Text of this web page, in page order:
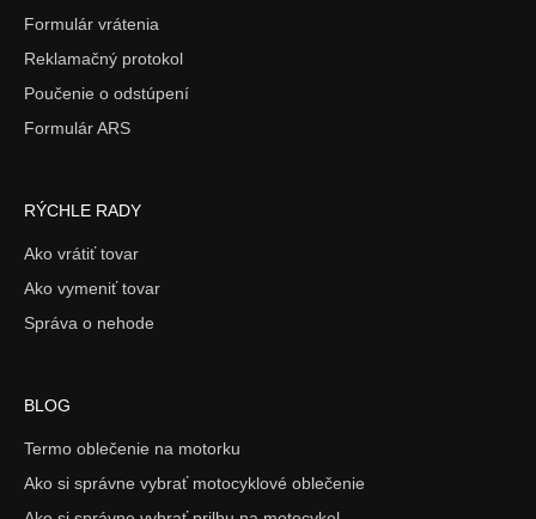
Formulár vrátenia
Reklamačný protokol
Poučenie o odstúpení
Formulár ARS
RÝCHLE RADY
Ako vrátiť tovar
Ako vymeniť tovar
Správa o nehode
BLOG
Termo oblečenie na motorku
Ako si správne vybrať motocyklové oblečenie